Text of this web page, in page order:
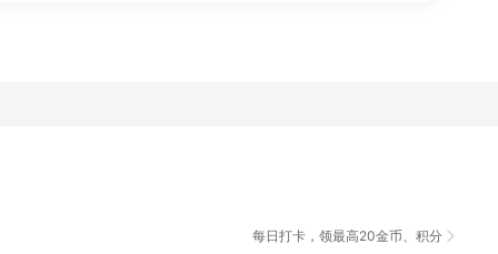
每日打卡，领最高20金币、积分